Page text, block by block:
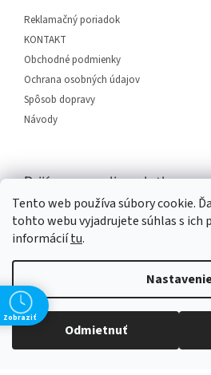
Tento web používa súbory cookie.
tohto webu vyjadrujete súhlas s ich
informáciítu.
Odmietnuť
Reklamačný poriadok
KONTAKT
Obchodné podmienky
Ochrana osobných údajov
Spôsob dopravy
Návody
Prijímame online platby
Vytvoril
Zobraziť